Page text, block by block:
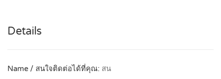
Details
Name / สนใจติดต่อได้ที่คุณ: สน